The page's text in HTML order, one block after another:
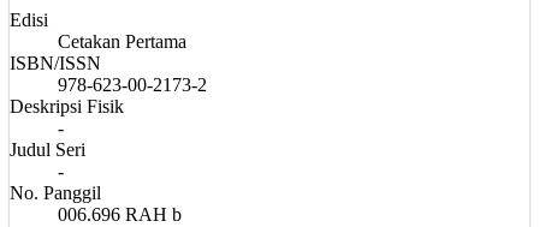
Edisi
Cetakan Pertama
ISBN/ISSN
978-623-00-2173-2
Deskripsi Fisik
-
Judul Seri
-
No. Panggil
006.696 RAH b